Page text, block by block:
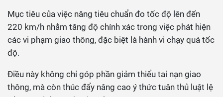
Mục tiêu của việc nâng tiêu chuẩn đo tốc độ lên đến
220 km/h nhằm tăng độ chính xác trong việc phát hiện
các vi phạm giao thông, đặc biệt là hành vi chạy quá tốc
độ.
Điều này không chỉ góp phần giảm thiểu tai nạn giao
thông, mà còn thúc đẩy nâng cao ý thức tuân thủ luật lệ